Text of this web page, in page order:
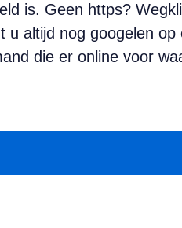
is. Geen https?
u altijd nog googelen
die er online voor